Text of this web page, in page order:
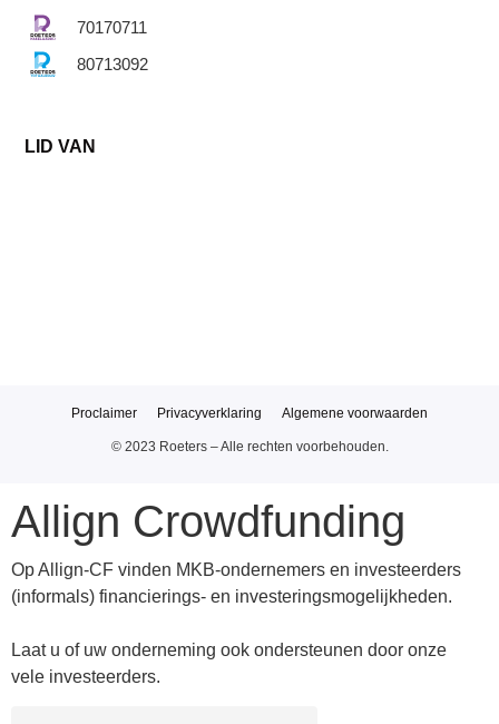
70170711
80713092
LID VAN
© 2023 Roeters – Alle rechten voorbehouden.
Proclaimer Privacyverklaring Algemene voorwaarden
Allign Crowdfunding
Op Allign-CF vinden MKB-ondernemers en investeerders
(informals) financierings- en investeringsmogelijkheden.
Laat u of uw onderneming ook ondersteunen door onze
vele investeerders.